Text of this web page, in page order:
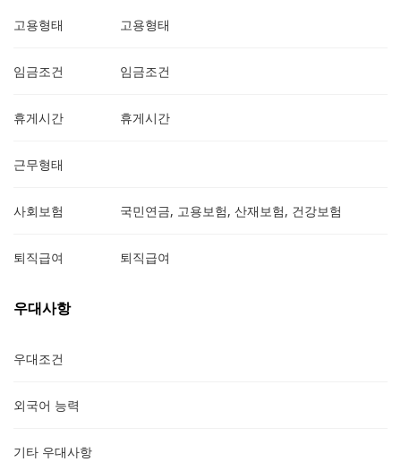
고용형태 고용형태
임금조건 임금조건
휴게시간 휴게시간
근무형태
사회보험 국민연금, 고용보험, 산재보험, 건강보험
퇴직급여 퇴직급여
우대사항
우대조건
외국어 능력
기타 우대사항